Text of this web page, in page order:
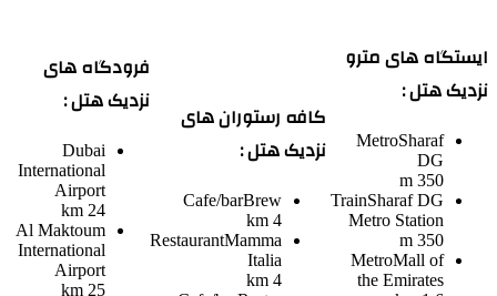
ایستگاه های مترو
نزدیک هتل :
MetroSharaf
DG
350 m
TrainSharaf DG
Metro Station
350 m
MetroMall of
the Emirates
کافه رستوران های
نزدیک هتل :
Cafe/barBrew
4 km
RestaurantMamma
Italia
4 km
فرودگاه های
نزدیک هتل :
Dubai
International
Airport
24 km
Al Maktoum
International
Airport
25 km